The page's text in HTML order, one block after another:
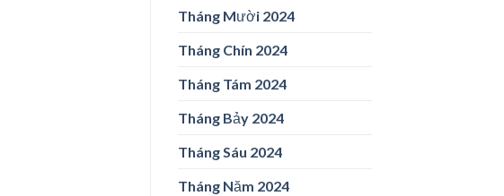
Tháng Mười 2024
Tháng Chín 2024
Tháng Tám 2024
Tháng Bảy 2024
Tháng Sáu 2024
Tháng Năm 2024